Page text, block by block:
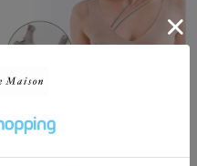
速乾メッシュタイプ)（26年な